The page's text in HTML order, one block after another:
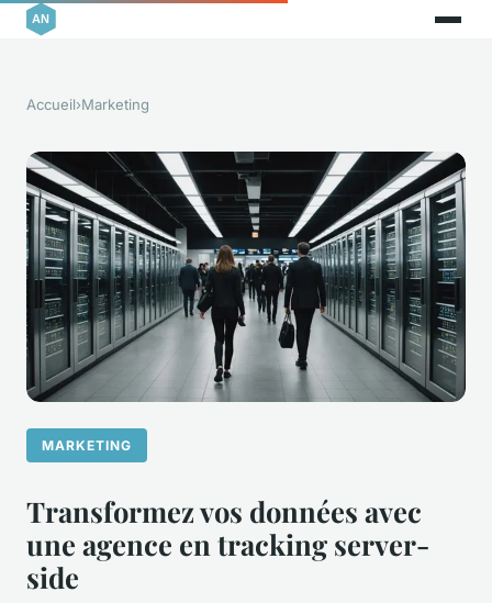
Accueil›Marketing
MARKETING
Transformez vos données avec
une agence en tracking server-
side